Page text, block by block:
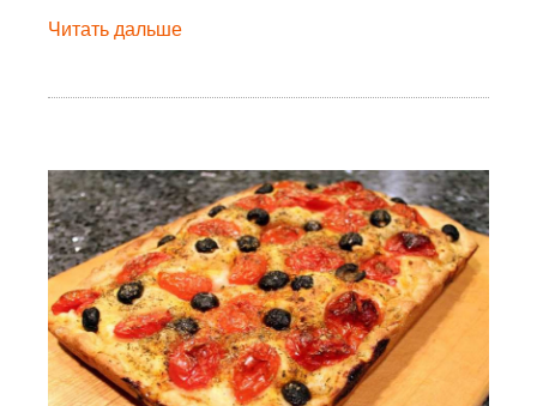
Читать дальше